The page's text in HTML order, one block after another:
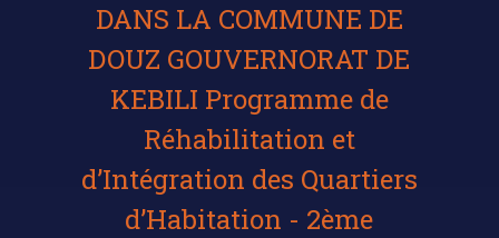
DANS LA COMMUNE DE
DOUZ GOUVERNORAT DE
KEBILI Programme de
Réhabilitation et
d’Intégration des Quartiers
d’Habitation - 2ème